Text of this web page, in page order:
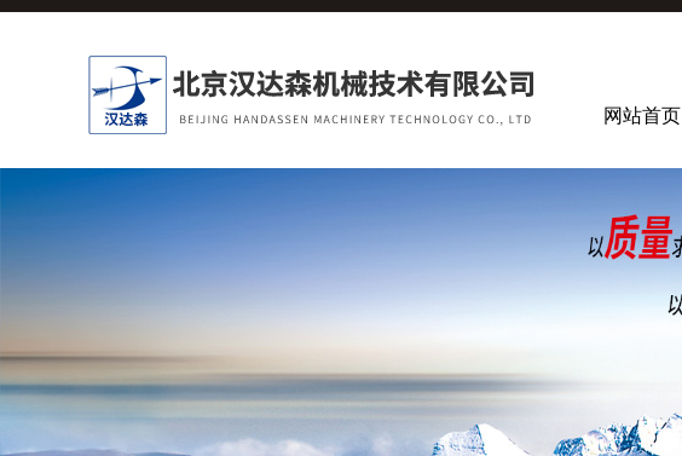
网站首页